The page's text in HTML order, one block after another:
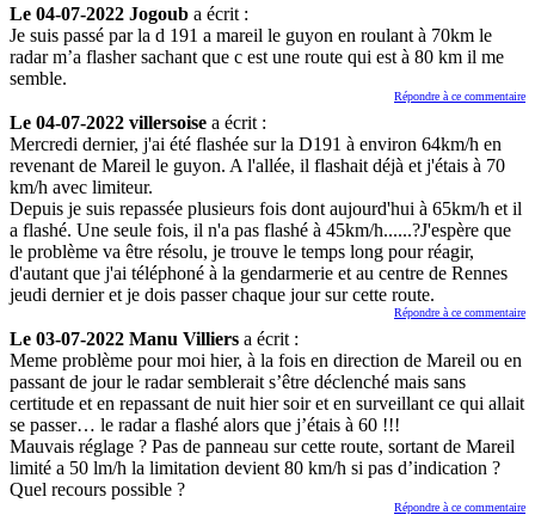
Le 04-07-2022 Jogoub a écrit :
Je suis passé par la d 191 a mareil le guyon en roulant à 70km le
radar m’a flasher sachant que c est une route qui est à 80 km il me
semble.
Répondre à ce commentaire
Le 04-07-2022 villersoise a écrit :
Mercredi dernier, j'ai été flashée sur la D191 à environ 64km/h en
revenant de Mareil le guyon. A l'allée, il flashait déjà et j'étais à 70
km/h avec limiteur.
Depuis je suis repassée plusieurs fois dont aujourd'hui à 65km/h et il
a flashé. Une seule fois, il n'a pas flashé à 45km/h......?J'espère que
le problème va être résolu, je trouve le temps long pour réagir,
d'autant que j'ai téléphoné à la gendarmerie et au centre de Rennes
jeudi dernier et je dois passer chaque jour sur cette route.
Répondre à ce commentaire
Le 03-07-2022 Manu Villiers a écrit :
Meme problème pour moi hier, à la fois en direction de Mareil ou en
passant de jour le radar semblerait s’être déclenché mais sans
certitude et en repassant de nuit hier soir et en surveillant ce qui allait
se passer… le radar a flashé alors que j’étais à 60 !!!
Mauvais réglage ? Pas de panneau sur cette route, sortant de Mareil
limité a 50 lm/h la limitation devient 80 km/h si pas d’indication ?
Quel recours possible ?
Répondre à ce commentaire